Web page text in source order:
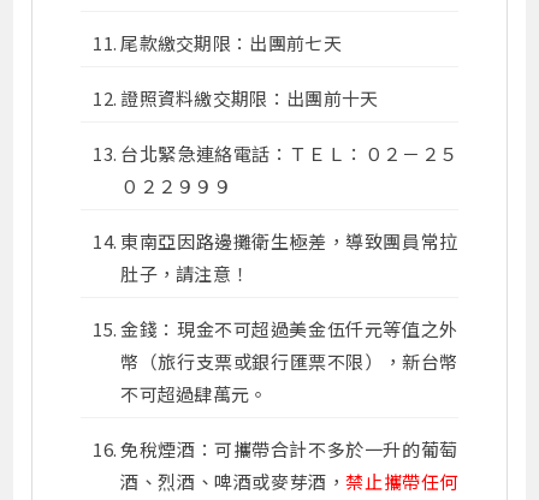
尾款繳交期限：出團前七天
證照資料繳交期限：出團前十天
台北緊急連絡電話：ＴＥＬ：０２－２５
０２２９９９
東南亞因路邊攤衛生極差，導致團員常拉
肚子，請注意！
金錢：現金不可超過美金伍仟元等值之外
幣（旅行支票或銀行匯票不限），新台幣
不可超過肆萬元。
免稅煙酒：可攜帶合計不多於一升的葡萄
酒、烈酒、啤酒或麥芽酒，禁止攜帶任何